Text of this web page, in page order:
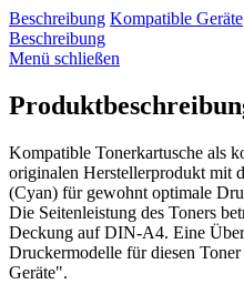
Beschreibung Kompatible Geräte
Beschreibung
Menü schließen
Kompatible Tonerkartusche als
originalen Herstellerprodukt mit
(Cyan) für gewohnt optimale
Die Seitenleistung des Toners
Deckung auf DIN-A4. Eine
Druckermodelle für diesen
Geräte".